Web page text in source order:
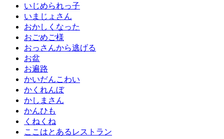
いじめられっ子
いまじょさん
おかしくなった
おごめご様
おっさんから逃げる
お盆
お遍路
かいだんこわい
かくれんぼ
かしまさん
かんひも
くねくね
ここはとあるレストラン